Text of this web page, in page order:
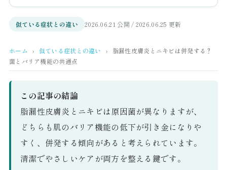
似ている症状との違い 2026.06.21 公開 / 2026.06.25 更新
ホーム › 似ている症状との違い ›
脂漏性皮膚炎とニキビは併発する？
菌とバリア機能の共通点
この記事の結論
脂漏性皮膚炎とニキビは原因菌が異なりますが、
どちらも肌のバリア機能の低下が引き金になりや
すく、併発する傾向があると考えられています。
清潔でやさしいケアが両方を整える鍵です。